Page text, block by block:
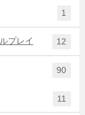
1
プレイ 12
90
11